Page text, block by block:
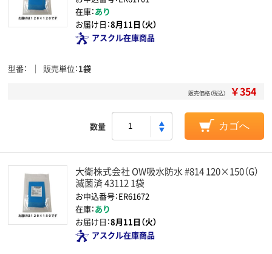
在庫：あり
お届け日：8月11日（火）
アスクル在庫商品
型番 販売単位 1袋
販売価格（税込） ￥354
数量 カゴへ
大衛株式会社 OW吸水防水 #814 120×150（G）
滅菌済 43112 1袋
お申込番号：ER61672
在庫：あり
お届け日：8月11日（火）
アスクル在庫商品